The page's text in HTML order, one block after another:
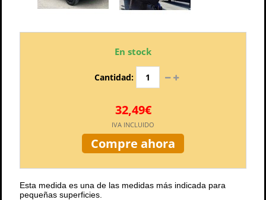
En stock
Cantidad:
32,49€
IVA INCLUIDO
Compre ahora
Esta medida es una de las medidas más indicada para
pequeñas superficies.